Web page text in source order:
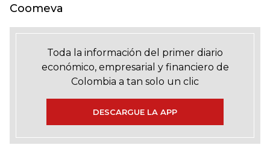
Coomeva
Toda la información del primer diario
económico, empresarial y financiero de
Colombia a tan solo un clic
DESCARGUE LA APP